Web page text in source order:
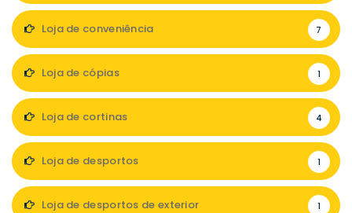
Loja de conveniência 7
Loja de cópias 1
Loja de cortinas 4
Loja de desportos 1
Loja de desportos de exterior 1